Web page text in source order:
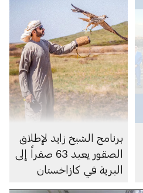
برنامج الشيخ زايد لإطلاق
الصقور يعيد 63 صقراً إلى
البرية في كازاخستان